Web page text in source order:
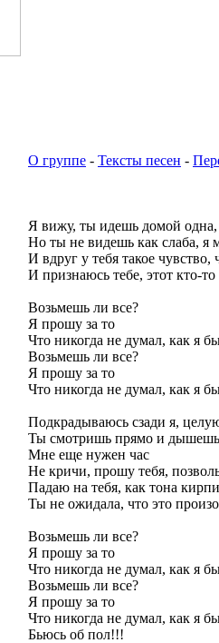
О группе - Тексты песен -
Я вижу, ты идешь домой одна,
Но ты не видешь как слаба, я
И вдруг у тебя такое чувство,
И признаюсь тебе, этот кто-
Возьмешь ли все?
Я прошу за то
Что никогда не думал, как я
Возьмешь ли все?
Я прошу за то
Что никогда не думал, как я
Подкрадываюсь сзади я,
Ты смотришь прямо и дышешь
Мне еще нужен час
Не кричи, прошу тебя,
Падаю на тебя, как тона
Ты не ожидала, что это
Возьмешь ли все?
Я прошу за то
Что никогда не думал, как я
Возьмешь ли все?
Я прошу за то
Что никогда не думал, как я
Бьюсь об пол!!!